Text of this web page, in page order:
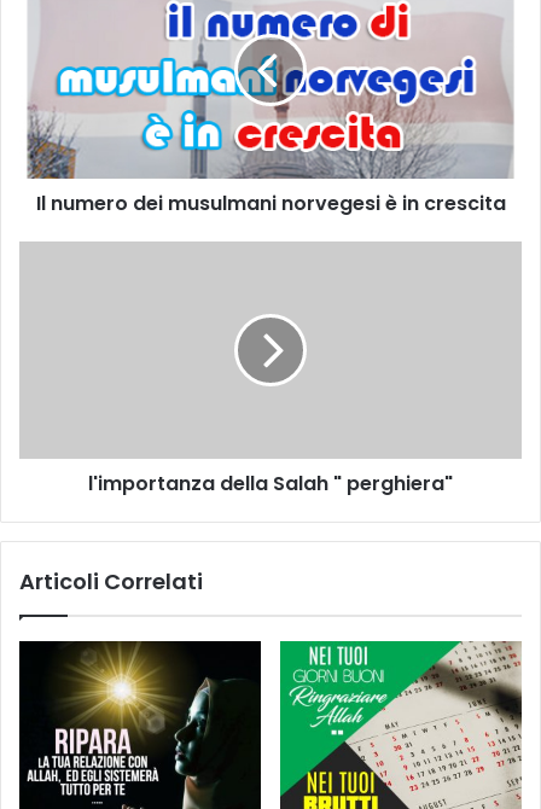
Il numero dei musulmani norvegesi è in crescita
l'importanza della Salah " perghiera"
Articoli Correlati